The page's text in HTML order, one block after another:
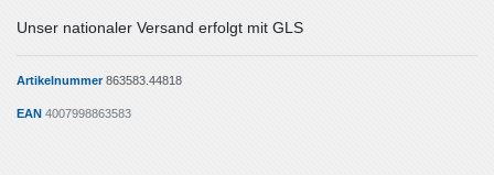
Unser nationaler Versand erfolgt mit GLS
Artikelnummer863583.44818
EAN 4007998863583